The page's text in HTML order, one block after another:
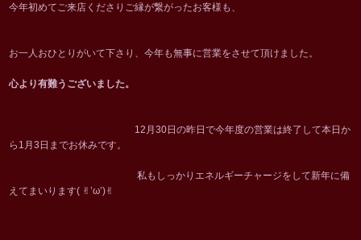
今年初めてご来店くださりご縁が繋がったお客様も、
お一人おひとりがいて下さり、今年も無事に営業をさせて頂けました。
心より有難うございました。
12月30日の昨日で今年度の営業は終了して本日か
ら1月3日までお休みです。
私もしっかりエネルギーチャージをして新年に備
えてまいります( ✌︎’ω’)✌︎